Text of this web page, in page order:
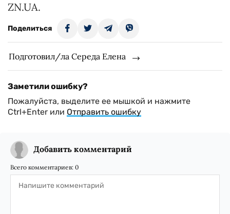
ZN.UA.
Поделиться
Подготовил/ла Середа Елена
Заметили ошибку?
Пожалуйста, выделите ее мышкой и нажмите
Ctrl+Enter или Отправить ошибку
Добавить комментарий
Всего комментариев: 0